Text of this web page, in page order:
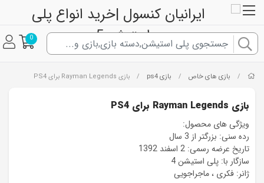
0
/ بازی های خاص / بازی ps4 / بازی Rayman Legends برای PS4
بازی Rayman Legends برای PS4
ویژگی های محصول:
رده سنی: بزرگتر از 3 سال
تاریخ عرضه رسمی: 2 اسفند 1392
سازگار با: پلی استیشن 4
ژانر: فکری ، ماجراجویی